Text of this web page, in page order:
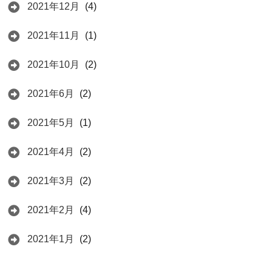
2021年12月 (4)
2021年11月 (1)
2021年10月 (2)
2021年6月 (2)
2021年5月 (1)
2021年4月 (2)
2021年3月 (2)
2021年2月 (4)
2021年1月 (2)